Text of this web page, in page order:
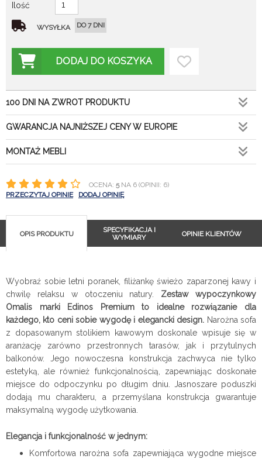
Ilość
WYSYŁKA DO 7 DNI
DODAJ DO KOSZYKA
100 DNI NA ZWROT PRODUKTU
GWARANCJA NAJNIŻSZEJ CENY W EUROPIE
MONTAŻ MEBLI
OCENA: 5NA 6 (OPINII: 6)
PRZECZYTAJ OPINIE
DODAJ OPINIĘ
OPIS PRODUKTU
SPECYFIKACJA I
WYMIARY
OPINIE KLIENTÓW
Wyobraź sobie letni poranek, filiżankę świeżo zaparzonej kawy i
chwilę relaksu w otoczeniu natury. Zestaw wypoczynkowy
Omalis marki Edinos Premium to idealne rozwiązanie dla
każdego, kto ceni sobie wygodę i elegancki design. Narożna sofa
z dopasowanym stolikiem kawowym doskonale wpisuje się w
aranżację zarówno przestronnych tarasów, jak i przytulnych
balkonów. Jego nowoczesna konstrukcja zachwyca nie tylko
estetyką, ale również funkcjonalnością, zapewniając doskonałe
miejsce do odpoczynku po długim dniu. Jasnoszare poduszki
dodają mu charakteru, a przemyślana konstrukcja gwarantuje
maksymalną wygodę użytkowania.
Elegancja i funkcjonalność w jednym:
Komfortowa narożna sofa zapewniająca wygodne miejsce